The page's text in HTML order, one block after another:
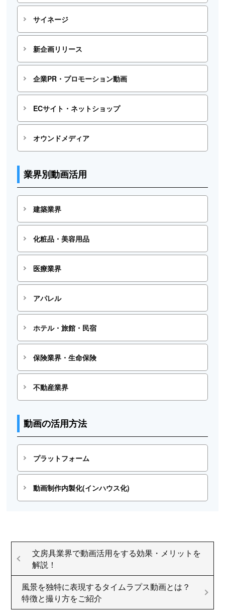
サイネージ
新企画リリース
企業PR・プロモーション動画
ECサイト・ネットショップ
オウンドメディア
業界別動画活用
建築業界
化粧品・美容用品
医療業界
アパレル
ホテル・旅館・民宿
保険業界・生命保険
不動産業界
動画の活用方法
プラットフォーム
動画制作内製化(インハウス化)
文房具業界で動画活用をする効果・メリットを
解説！
風景を独特に表現するタイムラプス動画とは？
特徴と撮り方をご紹介